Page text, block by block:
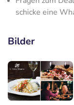
schicke eine
Bilder